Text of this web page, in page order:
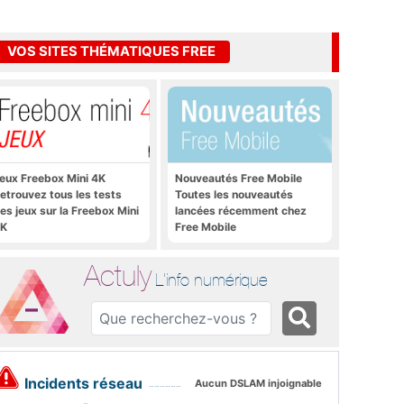
VOS SITES THÉMATIQUES FREE
Freebox Mini 4K
tous les tests
jeux sur la Freebox Mini
Nouveautés Free Mobile
Toutes les nouveautés
lancées récemment chez
Free Mobile
Actuly L'info numérique
Incidents réseau Aucun DSLAM injoignable